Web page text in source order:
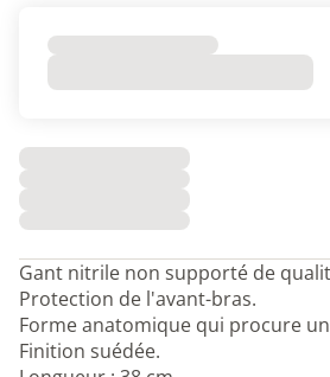
Gant nitrile non supporté de
Protection de l'avant-bras.
Forme anatomique qui procure
Finition suédée.